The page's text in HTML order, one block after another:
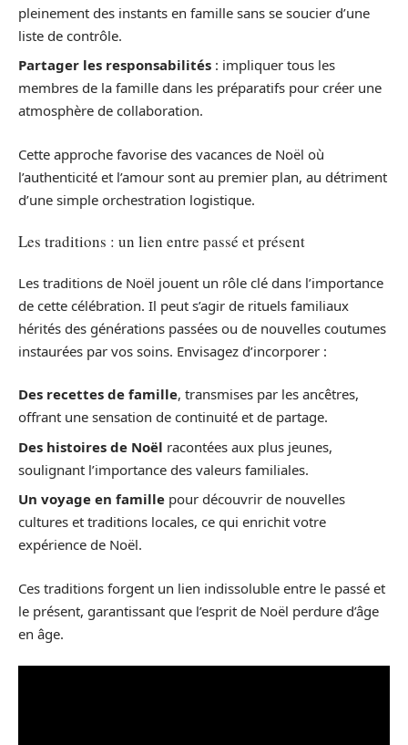
pleinement des instants en famille sans se soucier d’une
liste de contrôle.
Partager les responsabilités : impliquer tous les
membres de la famille dans les préparatifs pour créer une
atmosphère de collaboration.
Cette approche favorise des vacances de Noël où
l’authenticité et l’amour sont au premier plan, au détriment
d’une simple orchestration logistique.
Les traditions : un lien entre passé et présent
Les traditions de Noël jouent un rôle clé dans l’importance
de cette célébration. Il peut s’agir de rituels familiaux
hérités des générations passées ou de nouvelles coutumes
instaurées par vos soins. Envisagez d’incorporer :
Des recettes de famille, transmises par les ancêtres,
offrant une sensation de continuité et de partage.
Des histoires de Noël racontées aux plus jeunes,
soulignant l’importance des valeurs familiales.
Un voyage en famille pour découvrir de nouvelles
cultures et traditions locales, ce qui enrichit votre
expérience de Noël.
Ces traditions forgent un lien indissoluble entre le passé et
le présent, garantissant que l’esprit de Noël perdure d’âge
en âge.